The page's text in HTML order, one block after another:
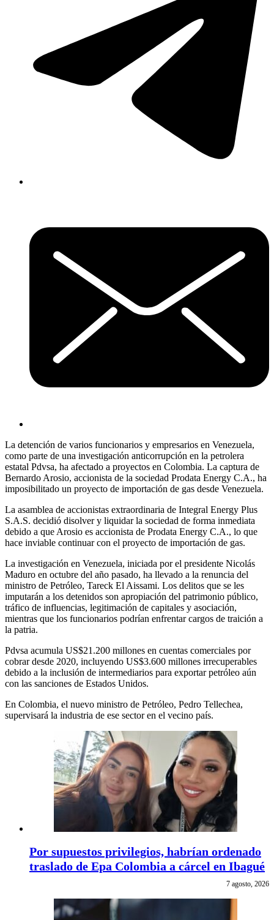
La detención de varios funcionarios y empresarios en Venezuela,
como parte de una investigación anticorrupción en la petrolera
estatal Pdvsa, ha afectado a proyectos en Colombia. La captura de
Bernardo Arosio, accionista de la sociedad Prodata Energy C.A., ha
imposibilitado un proyecto de importación de gas desde Venezuela.
La asamblea de accionistas extraordinaria de Integral Energy Plus
S.A.S. decidió disolver y liquidar la sociedad de forma inmediata
debido a que Arosio es accionista de Prodata Energy C.A., lo que
hace inviable continuar con el proyecto de importación de gas.
La investigación en Venezuela, iniciada por el presidente Nicolás
Maduro en octubre del año pasado, ha llevado a la renuncia del
ministro de Petróleo, Tareck El Aissami. Los delitos que se les
imputarán a los detenidos son apropiación del patrimonio público,
tráfico de influencias, legitimación de capitales y asociación,
mientras que los funcionarios podrían enfrentar cargos de traición a
la patria.
Pdvsa acumula US$21.200 millones en cuentas comerciales por
cobrar desde 2020, incluyendo US$3.600 millones irrecuperables
debido a la inclusión de intermediarios para exportar petróleo aún
con las sanciones de Estados Unidos.
En Colombia, el nuevo ministro de Petróleo, Pedro Tellechea,
supervisará la industria de ese sector en el vecino país.
Por supuestos privilegios, habrían ordenado
traslado de Epa Colombia a cárcel en Ibagué
7 agosto, 2026